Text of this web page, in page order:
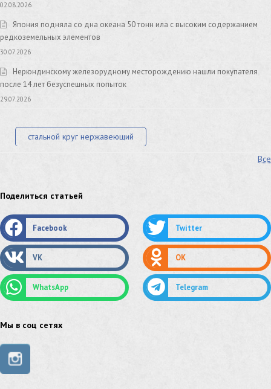
02.08.2026
Япония подняла со дна океана 50 тонн ила с высоким содержанием
редкоземельных элементов
30.07.2026
Нерюндинскому железорудному месторождению нашли покупателя
после 14 лет безуспешных попыток
29.07.2026
стальной круг нержавеющий
труба оцинкованная труба нержавеющая
труба стальная сетка нержавеющая
сетка оцинкованная сетка стальная
сетка из нержавеющей стали
швеллер стальной
швеллер нержавеющий
Все
Поделиться статьей
Facebook Twitter
VK OK
WhatsApp Telegram
Мы в соц сетях